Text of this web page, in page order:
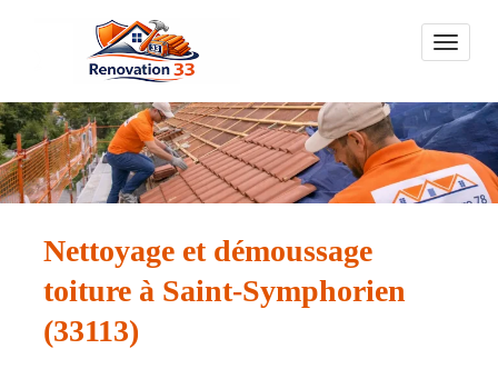
Toggle
Nettoyage et démoussage
toiture à Saint-Symphorien
(33113)